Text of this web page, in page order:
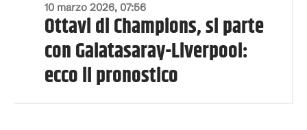
10 marzo 2026, 07:56
Ottavi di Champions, si parte
con Galatasaray-Liverpool:
ecco il pronostico